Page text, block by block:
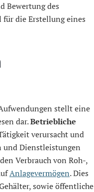
Bewertung des
die Erstellung eines
stellt eine
dar.Betriebliche
verursacht und
Dienstleistungen
Verbrauch von Roh-,
Anlagevermögen. Dies
sowie öffentliche